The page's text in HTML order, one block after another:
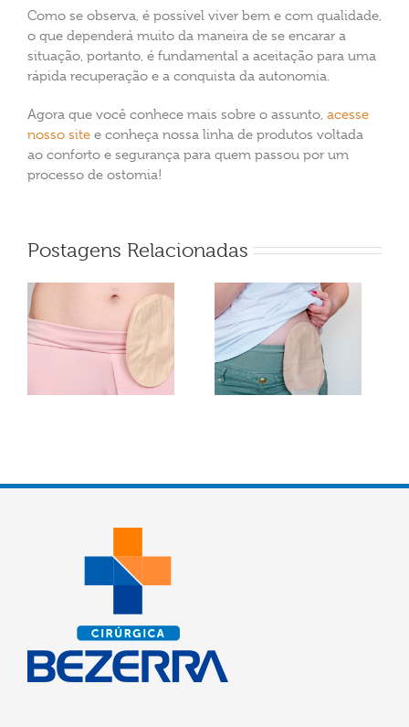
Como se observa, é possível viver bem e com qualidade,
o que dependerá muito da maneira de se encarar a
situação, portanto, é fundamental a aceitação para uma
rápida recuperação e a conquista da autonomia.
Agora que você conhece mais sobre o assunto, acesse
nosso site e conheça nossa linha de produtos voltada
ao conforto e segurança para quem passou por um
processo de ostomia!
Postagens Relacionadas
Pode entrar na
piscina com bolsa de
colostomia?